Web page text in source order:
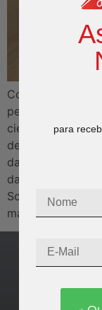
Como pesquisar
pesquisar um
científico é
deveria ser
da renda, classe
das maiores
Sci-Hub,
mais de 45 […]
para